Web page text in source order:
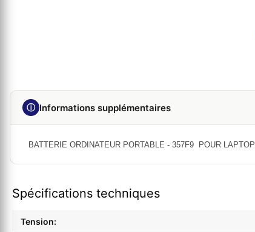
ⓘ Informations supplémentaires
BATTERIE ORDINATEUR PORTABLE - 357F9 POUR
Spécifications techniques
Tension: